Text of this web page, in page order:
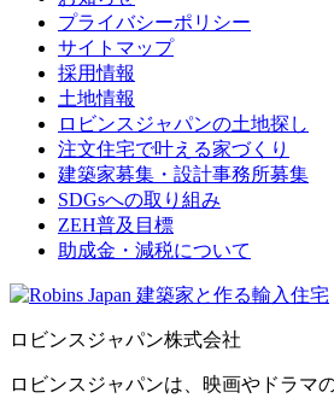
プライバシーポリシー
サイトマップ
採用情報
土地情報
ロビンスジャパンの土地探し
注文住宅で叶える家づくり
建築家募集・設計事務所募集
SDGsへの取り組み
ZEH普及目標
助成金・減税について
ロビンスジャパン株式会社
ロビンスジャパンは、映画やドラマ